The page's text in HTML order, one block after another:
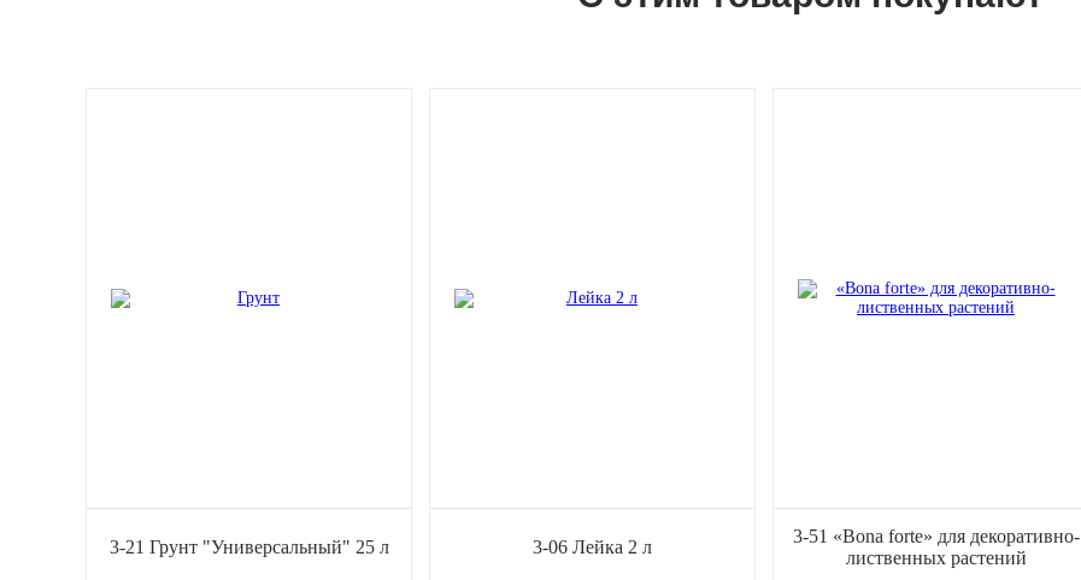
3-21 Грунт "Универсальный" 25 л 3-06 Лейка 2 л
3-51 «Bona forte» для декоративно-
лиственных растений